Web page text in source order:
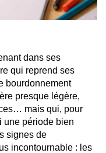
dans ses
qui reprend ses
bourdonnement
presque légère,
mais qui, pour
une période bien
signes de
incontournable : les